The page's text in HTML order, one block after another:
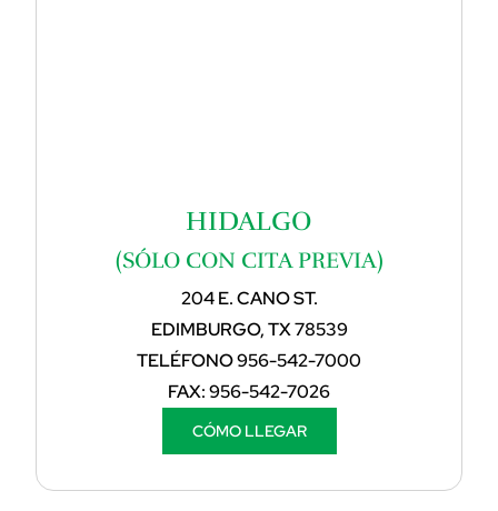
HIDALGO
(SÓLO CON CITA PREVIA)
204 E. CANO ST.
EDIMBURGO, TX 78539
TELÉFONO956-542-7000
FAX:956-542-7026
CÓMO LLEGAR